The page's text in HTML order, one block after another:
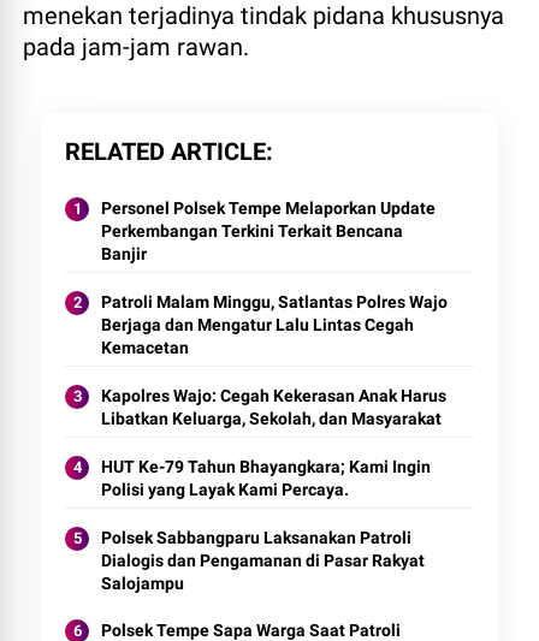
menekan terjadinya tindak pidana khususnya
pada jam-jam rawan.
RELATED ARTICLE
Personel Polsek Tempe Melaporkan Update
Perkembangan Terkini Terkait Bencana
Banjir
Patroli Malam Minggu, Satlantas Polres Wajo
Berjaga dan Mengatur Lalu Lintas Cegah
Kemacetan
Kapolres Wajo: Cegah Kekerasan Anak Harus
Libatkan Keluarga, Sekolah, dan Masyarakat
HUT Ke-79 Tahun Bhayangkara; Kami Ingin
Polisi yang Layak Kami Percaya.
Polsek Sabbangparu Laksanakan Patroli
Dialogis dan Pengamanan di Pasar Rakyat
Salojampu
Polsek Tempe Sapa Warga Saat Patroli